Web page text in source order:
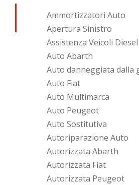
Ammortizzatori Auto
Apertura Sinistro
Auto Abarth
Auto danneggiata dalla
Auto Fiat
Auto Multimarca
Auto Peugeot
Auto Sostitutiva
Autoriparazione Auto
Autorizzata Abarth
Autorizzata Fiat
Autorizzata Peugeot